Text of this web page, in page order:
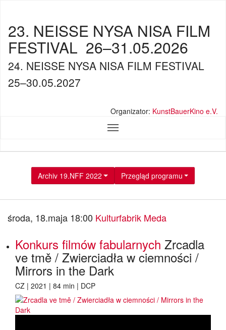
23. NEISSE NYSA NISA FILM
FESTIVAL 26–31.05.2026
24. NEISSE NYSA NISA FILM FESTIVAL
25–30.05.2027
Organizator: KunstBauerKino e.V.
Archiv 19.NFF 2022 Przegląd programu
środa, 18.maja 18:00 Kulturfabrik Meda
Konkurs filmów fabularnych Zrcadla
ve tmě / Zwierciadła w ciemności /
Mirrors in the Dark
CZ | 2021 | 84 min | DCP